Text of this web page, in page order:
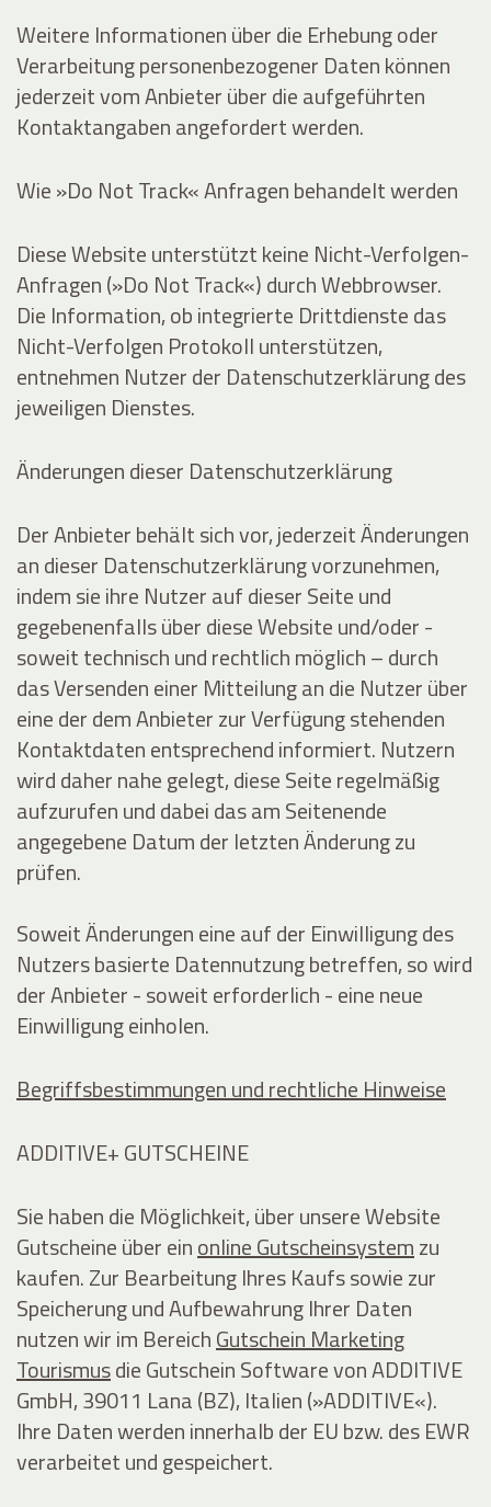
Weitere Informationen über die Erhebung oder
Verarbeitung personenbezogener Daten können
jederzeit vom Anbieter über die aufgeführten
Kontaktangaben angefordert werden.
Wie »Do Not Track« Anfragen behandelt werden
Diese Website unterstützt keine Nicht-Verfolgen-
Anfragen (»Do Not Track«) durch Webbrowser.
Die Information, ob integrierte Drittdienste das
Nicht-Verfolgen Protokoll unterstützen,
entnehmen Nutzer der Datenschutzerklärung des
jeweiligen Dienstes.
Änderungen dieser Datenschutzerklärung
Der Anbieter behält sich vor, jederzeit Änderungen
an dieser Datenschutzerklärung vorzunehmen,
indem sie ihre Nutzer auf dieser Seite und
gegebenenfalls über diese Website und/oder -
soweit technisch und rechtlich möglich – durch
das Versenden einer Mitteilung an die Nutzer über
eine der dem Anbieter zur Verfügung stehenden
Kontaktdaten entsprechend informiert. Nutzern
wird daher nahe gelegt, diese Seite regelmäßig
aufzurufen und dabei das am Seitenende
angegebene Datum der letzten Änderung zu
prüfen.
Soweit Änderungen eine auf der Einwilligung des
Nutzers basierte Datennutzung betreffen, so wird
der Anbieter - soweit erforderlich - eine neue
Einwilligung einholen.
Begriffsbestimmungen und rechtliche Hinweise
ADDITIVE+ GUTSCHEINE
Sie haben die Möglichkeit, über unsere Website
Gutscheine über einonline Gutscheinsystemzu
kaufen. Zur Bearbeitung Ihres Kaufs sowie zur
Speicherung und Aufbewahrung Ihrer Daten
nutzen wir im BereichGutschein Marketing
Tourismusdie Gutschein Software von ADDITIVE
GmbH, 39011 Lana (BZ), Italien (»ADDITIVE«).
Ihre Daten werden innerhalb der EU bzw. des EWR
verarbeitet und gespeichert.